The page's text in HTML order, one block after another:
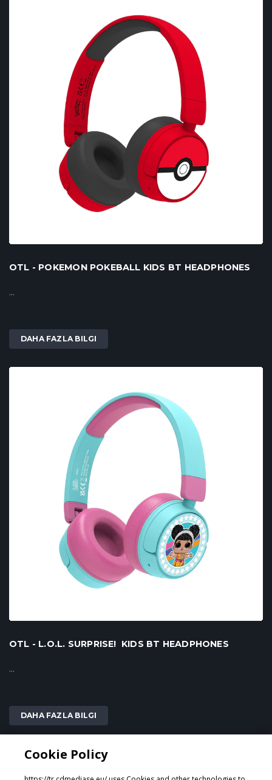
OTL - POKEMON POKEBALL KIDS BT HEADPHONES
...
DAHA FAZLA BILGI
OTL - L.O.L. SURPRISE! KIDS BT HEADPHONES
...
DAHA FAZLA BILGI
Cookie Policy